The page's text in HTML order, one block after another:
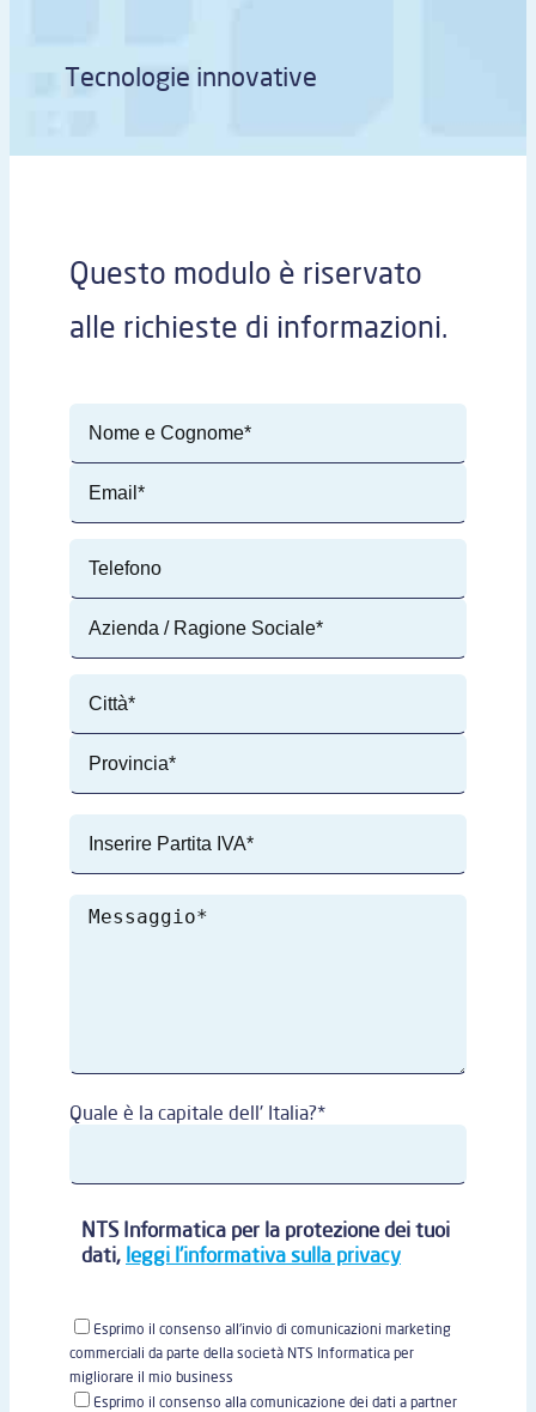
Tecnologie innovative
Questo modulo è riservato
alle richieste di informazioni.
Quale è la capitale dell' Italia?*
NTS Informatica per la protezione dei tuoi
dati, leggi l'informativa sulla privacy
Esprimo il consenso all'invio di comunicazioni marketing
commerciali da parte della società NTS Informatica per
migliorare il mio business
Esprimo il consenso alla comunicazione dei dati a partner